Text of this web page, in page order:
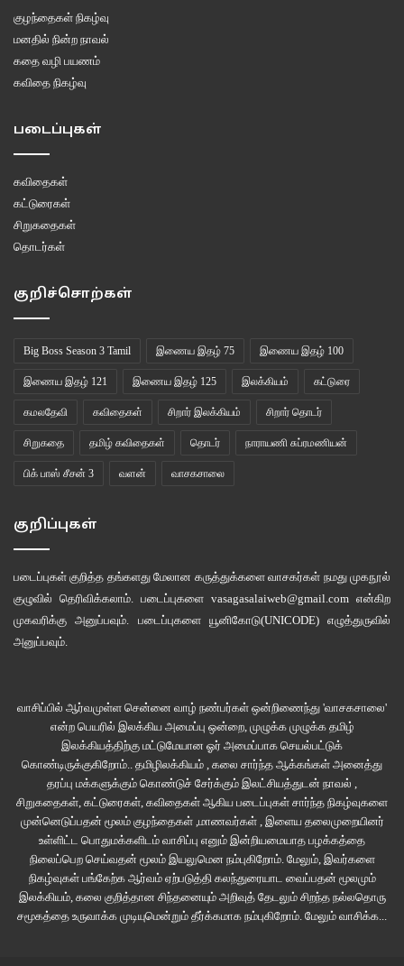
குழந்தைகள் நிகழ்வு
மனதில் நின்ற நாவல்
கதை வழி பயணம்
கவிதை நிகழ்வு
படைப்புகள்
கவிதைகள்
கட்டுரைகள்
சிறுகதைகள்
தொடர்கள்
குறிச்சொற்கள்
Big Boss Season 3 Tamil இணைய இதழ் 75 இணைய இதழ் 100
இணைய இதழ் 121 இணைய இதழ் 125 இலக்கியம் கட்டுரை
கமலதேவி கவிதைகள் சிறார் இலக்கியம் சிறார் தொடர்
சிறுகதை தமிழ் கவிதைகள் தொடர் நாராயணி சுப்ரமணியன்
பிக் பாஸ் சீசன் 3 வளன் வாசகசாலை
குறிப்புகள்
படைப்புகள் குறித்த தங்களது மேலான கருத்துக்களை வாசகர்கள் நமது முகநூல்
குழுவில் தெரிவிக்கலாம். படைப்புகளை vasagasalaiweb@gmail.com என்கிற
முகவரிக்கு அனுப்பவும். படைப்புகளை யூனிகோடு(UNICODE)எழுத்துருவில்
அனுப்பவும்.
வாசிப்பில் ஆர்வமுள்ள சென்னை வாழ் நண்பர்கள் ஒன்றிணைந்து 'வாசகசாலை'
என்ற பெயரில் இலக்கிய அமைப்பு ஒன்றை, முழுக்க முழுக்க தமிழ்
இலக்கியத்திற்கு மட்டுமேயான ஓர் அமைப்பாக செயல்பட்டுக்
கொண்டிருக்குகிறோம்.. தமிழிலக்கியம் , கலை சார்ந்த ஆக்கங்கள் அனைத்து
தரப்பு மக்களுக்கும் கொண்டுச் சேர்க்கும் இலட்சியத்துடன் நாவல் ,
சிறுகதைகள், கட்டுரைகள், கவிதைகள் ஆகிய படைப்புகள் சார்ந்த நிகழ்வுகளை
முன்னெடுப்பதன் மூலம் குழந்தைகள் ,மாணவர்கள் , இளைய தலைமுறையினர்
உள்ளிட்ட பொதுமக்களிடம் வாசிப்பு எனும் இன்றியமையாத பழக்கத்தை
நிலைப்பெற செய்வதன் மூலம் இயலுமென நம்புகிறோம். மேலும், இவர்களை
நிகழ்வுகள் பங்கேற்க ஆர்வம் ஏற்படுத்தி கலந்துரையாட வைப்பதன் மூலமும்
இலக்கியம், கலை குறித்தான சிந்தனையும் அறிவுத் தேடலும் சிறந்த நல்லதொரு
சமூகத்தை உருவாக்க முடியுமென்றும் தீர்க்கமாக நம்புகிறோம். மேலும் வாசிக்க...